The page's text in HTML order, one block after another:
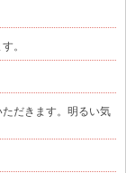
。
だきます。明るい気